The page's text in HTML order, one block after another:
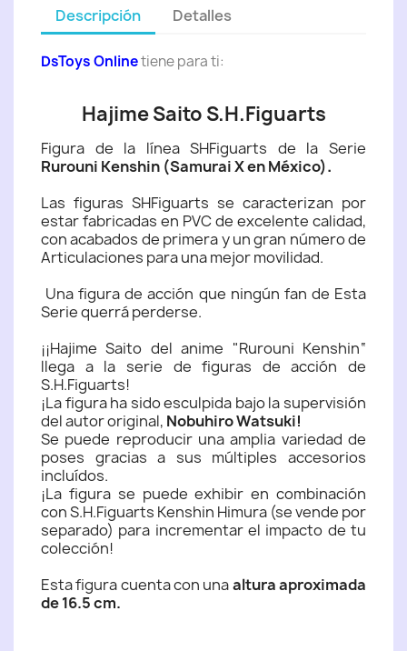
Descripción Detalles
DsToys Onlinetiene para ti:
Hajime Saito S.H.Figuarts
Figura de la línea SHFiguarts de la Serie
Rurouni Kenshin (Samurai X en México).
Las figuras SHFiguarts se caracterizan por
estar fabricadas en PVC de excelente calidad,
con acabados de primera y un gran número de
Articulaciones para una mejor movilidad.
Una figura de acción que ningún fan de Esta
Serie querrá perderse.
¡¡Hajime Saito del anime "Rurouni Kenshin“
llega a la serie de figuras de acción de
S.H.Figuarts!
¡La figura ha sido esculpida bajo la supervisión
del autor original, Nobuhiro Watsuki!
Se puede reproducir una amplia variedad de
poses gracias a sus múltiples accesorios
incluídos.
¡La figura se puede exhibir en combinación
con S.H.Figuarts Kenshin Himura (se vende por
separado) para incrementar el impacto de tu
colección!
Esta figura cuenta con unaaltura aproximada
de 16.5 cm.